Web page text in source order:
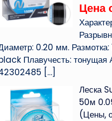
Цена
0.20 мм.
Плавучесть: тонущая
[…]
Леска
50м
(Цены,